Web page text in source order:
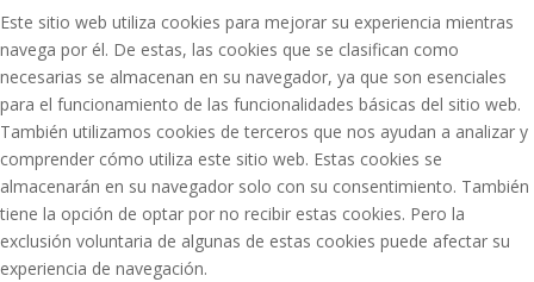
Este sitio web utiliza cookies para mejorar su experiencia mientras
navega por él. De estas, las cookies que se clasifican como
necesarias se almacenan en su navegador, ya que son esenciales
para el funcionamiento de las funcionalidades básicas del sitio web.
También utilizamos cookies de terceros que nos ayudan a analizar y
comprender cómo utiliza este sitio web. Estas cookies se
almacenarán en su navegador solo con su consentimiento. También
tiene la opción de optar por no recibir estas cookies. Pero la
exclusión voluntaria de algunas de estas cookies puede afectar su
experiencia de navegación.